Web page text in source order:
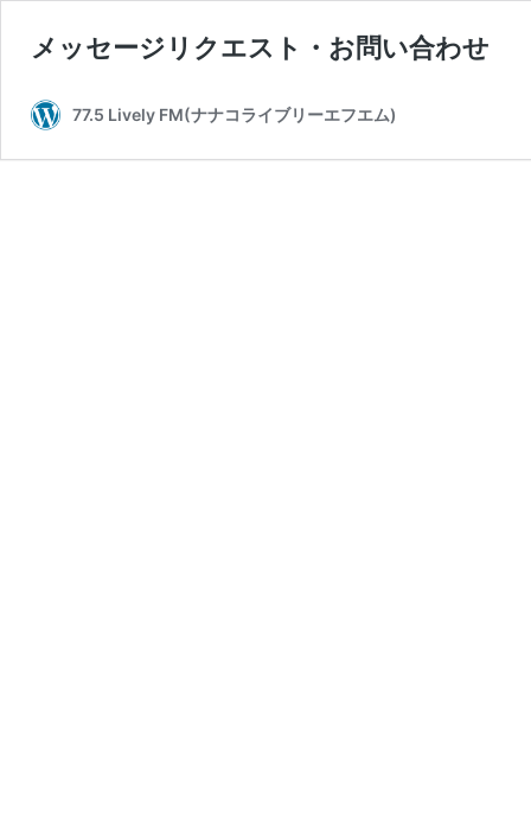
メッセージリクエスト・お問い合わせ
77.5 Lively FM(ナナコライブリーエフエム)